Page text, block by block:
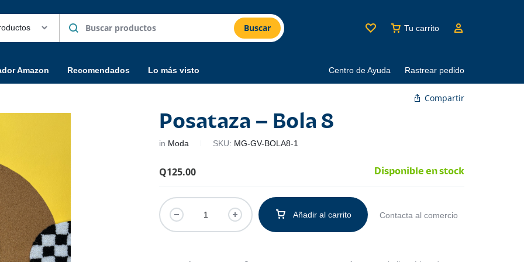
Buscar Tu carrito
Amazon Recomendados Lo más visto Centro de Ayuda Rastrear pedido
Compartir
Posataza – Bola 8
in Moda SKU: MG-GV-BOLA8-1
Q125.00 Disponible en stock
Añadir al carrito Contacta al comercio